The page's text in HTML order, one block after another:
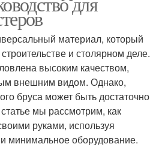
материал, который
и столярном деле.
высоким качеством,
внешним видом. Однако,
бруса может быть достаточно
мы рассмотрим, как
руками, используя
минимальное оборудование.